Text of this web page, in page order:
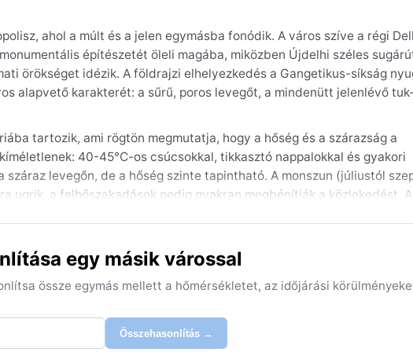
ahol a múlt és a jelen egymásba fonódik. A város szíve a régi
építészetét öleli magába, miközben Újdelhi széles
örökséget idézik. A földrajzi elhelyezkedés a Gangetikus-síkság
alapvető karakterét: a sűrű, poros levegőt, a mindenütt jelenlévő
tartozik, ami rögtön megmutatja, hogy a hőség és a szárazság a
40-45°C-os csúcsokkal, tikkasztó nappalokkal és gyakori
levegőn, de a hőség szinte tapintható. A monszun (júliustól
ugrik, a felhőszakadások pedig gyakran megbénítják a közlekedést.
közepéig tart: ilyenkor a nappalok naposak, a levegő tiszta, és a
A legjellegzetesebb időjárási jelenség a téli köd – a hideg és a
alakul ki, ami a repteret is megbéníthatja. Nyáron a porviharok
a legemlékezetesebbek. A város éghajlata tehát nem kényeztet, de a
egy másik várossal
össze egymás mellett a hőmérsékletet, az időjárási
Összehasonlítás →